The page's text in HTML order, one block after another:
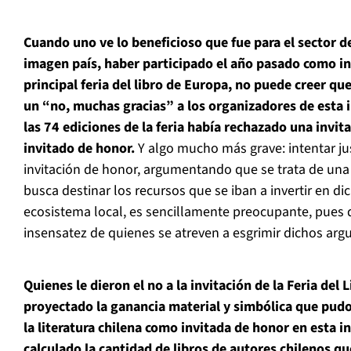
Cuando uno ve lo beneficioso que fue para el sector
imagen país, haber participado el año pasado como
principal feria del libro de Europa, no puede creer
un “no, muchas gracias” a los organizadores de esta
las 74 ediciones de la feria había rechazado una
invitado de honor.Y algo mucho más grave: intentar
invitación de honor, argumentando que se trata de
busca destinar los recursos que se iban a invertir en
ecosistema local, es sencillamente preocupante, pues
insensatez de quienes se atreven a esgrimir dichos
Quienes le dieron el no a la invitación de la Feria del
proyectado la ganancia material y simbólica que
la literatura chilena como invitada de honor en esta